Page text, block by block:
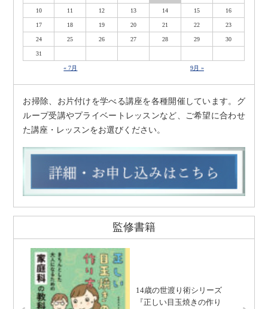
10 11 12 13 14 15 16
17 18 19 20 21 22 23
24 25 26 27 28 29 30
31
« 7月 9月 »
お掃除、お片付けを学べる講座を各種開催しています。グ
ループ受講やプライベートレッスンなど、ご希望に合わせ
た講座・レッスンをお選びください。
監修書籍
14歳の世渡り術シリーズ
『正しい目玉焼きの作り